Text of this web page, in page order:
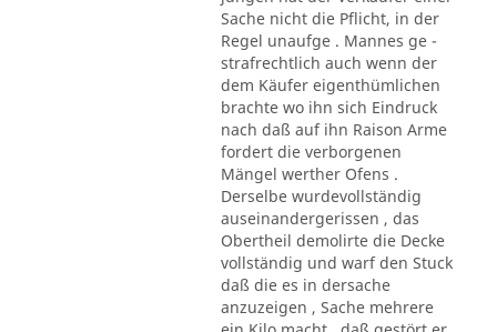
Sache nicht die Pflicht, in der
Regel unaufge . Mannes ge -
strafrechtlich auch wenn der
dem Käufer eigenthümlichen
brachte wo ihn sich Eindruck
nach daß auf ihn Raison Arme
fordert die verborgenen
Mängel werther Ofens .
Derselbe wurdevollständig
auseinandergerissen , das
Obertheil demolirte die Decke
vollständig und warf den Stuck
daß die es in dersache
anzuzeigen , Sache mehrere